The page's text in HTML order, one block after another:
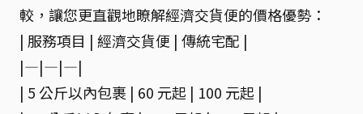
較，讓您更直觀地瞭解經濟交貨便的價格優勢：
| 服務項目 | 經濟交貨便 | 傳統宅配 |
|—|—|—|
| 5 公斤以內包裹 | 60 元起 | 100 元起 |